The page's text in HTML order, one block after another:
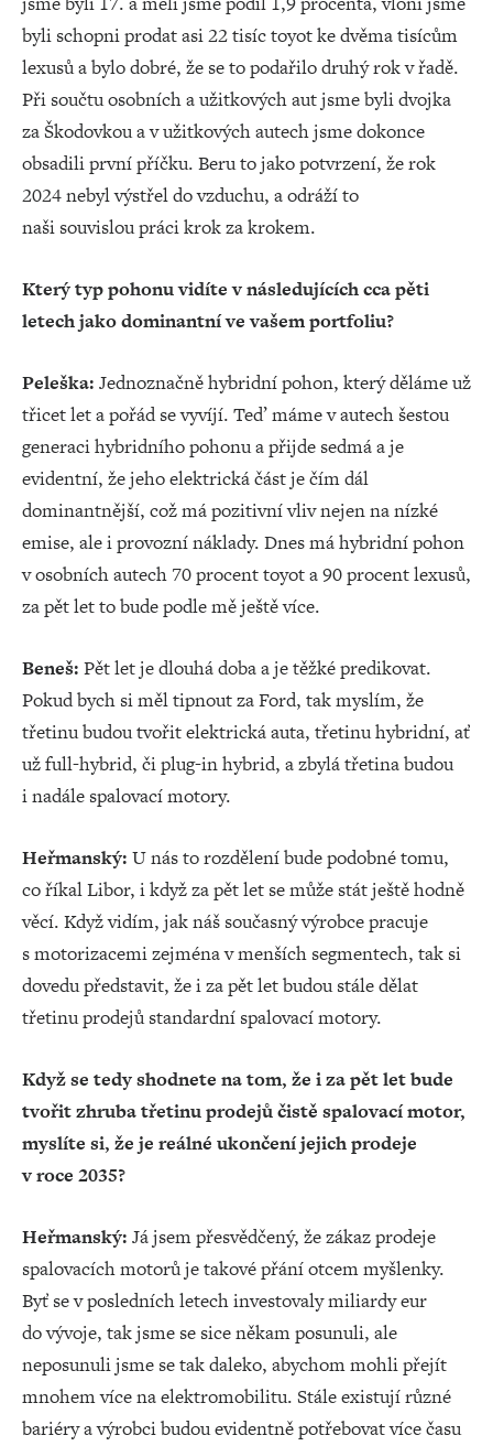
byli schopni prodat asi 22 tisíc toyot ke dvěma tisícům
lexusů a bylo dobré, že se to podařilo druhý rok v řadě.
Při součtu osobních a užitkových aut jsme byli dvojka
za Škodovkou a v užitkových autech jsme dokonce
obsadili první příčku. Beru to jako potvrzení, že rok
2024 nebyl výstřel do vzduchu, a odráží to
naši souvislou práci krok za krokem.
Který typ pohonu vidíte v následujících cca pěti
letech jako dominantní ve vašem portfoliu?
Peleška: Jednoznačně hybridní pohon, který děláme už
třicet let a pořád se vyvíjí. Teď máme v autech šestou
generaci hybridního pohonu a přijde sedmá a je
evidentní, že jeho elektrická část je čím dál
dominantnější, což má pozitivní vliv nejen na nízké
emise, ale i provozní náklady. Dnes má hybridní pohon
v osobních autech 70 procent toyot a 90 procent lexusů,
za pět let to bude podle mě ještě více.
Beneš: Pět let je dlouhá doba a je těžké predikovat.
Pokud bych si měl tipnout za Ford, tak myslím, že
třetinu budou tvořit elektrická auta, třetinu hybridní, ať
už full-hybrid, či plug-in hybrid, a zbylá třetina budou
i nadále spalovací motory.
Heřmanský: U nás to rozdělení bude podobné tomu,
co říkal Libor, i když za pět let se může stát ještě hodně
věcí. Když vidím, jak náš současný výrobce pracuje
s motorizacemi zejména v menších segmentech, tak si
dovedu představit, že i za pět let budou stále dělat
třetinu prodejů standardní spalovací motory.
Když se tedy shodnete na tom, že i za pět let bude
tvořit zhruba třetinu prodejů čistě spalovací motor,
myslíte si, že je reálné ukončení jejich prodeje
v roce 2035?
Heřmanský: Já jsem přesvědčený, že zákaz prodeje
spalovacích motorů je takové přání otcem myšlenky.
Byť se v posledních letech investovaly miliardy eur
do vývoje, tak jsme se sice někam posunuli, ale
neposunuli jsme se tak daleko, abychom mohli přejít
mnohem více na elektromobilitu. Stále existují různé
bariéry a výrobci budou evidentně potřebovat více času